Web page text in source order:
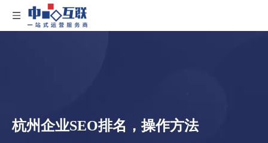
杭州企业SEO排名，操作方法